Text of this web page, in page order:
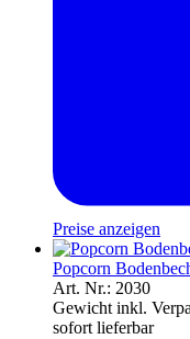
Preise anzeigen
Popcorn
Art. Nr.: 2030
Gewicht inkl.
sofort lieferbar